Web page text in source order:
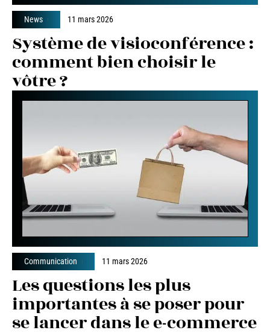
News 11 mars 2026
Système de visioconférence :
comment bien choisir le
vôtre ?
Communication 11 mars 2026
Les questions les plus
importantes à se poser pour
se lancer dans le e-commerce